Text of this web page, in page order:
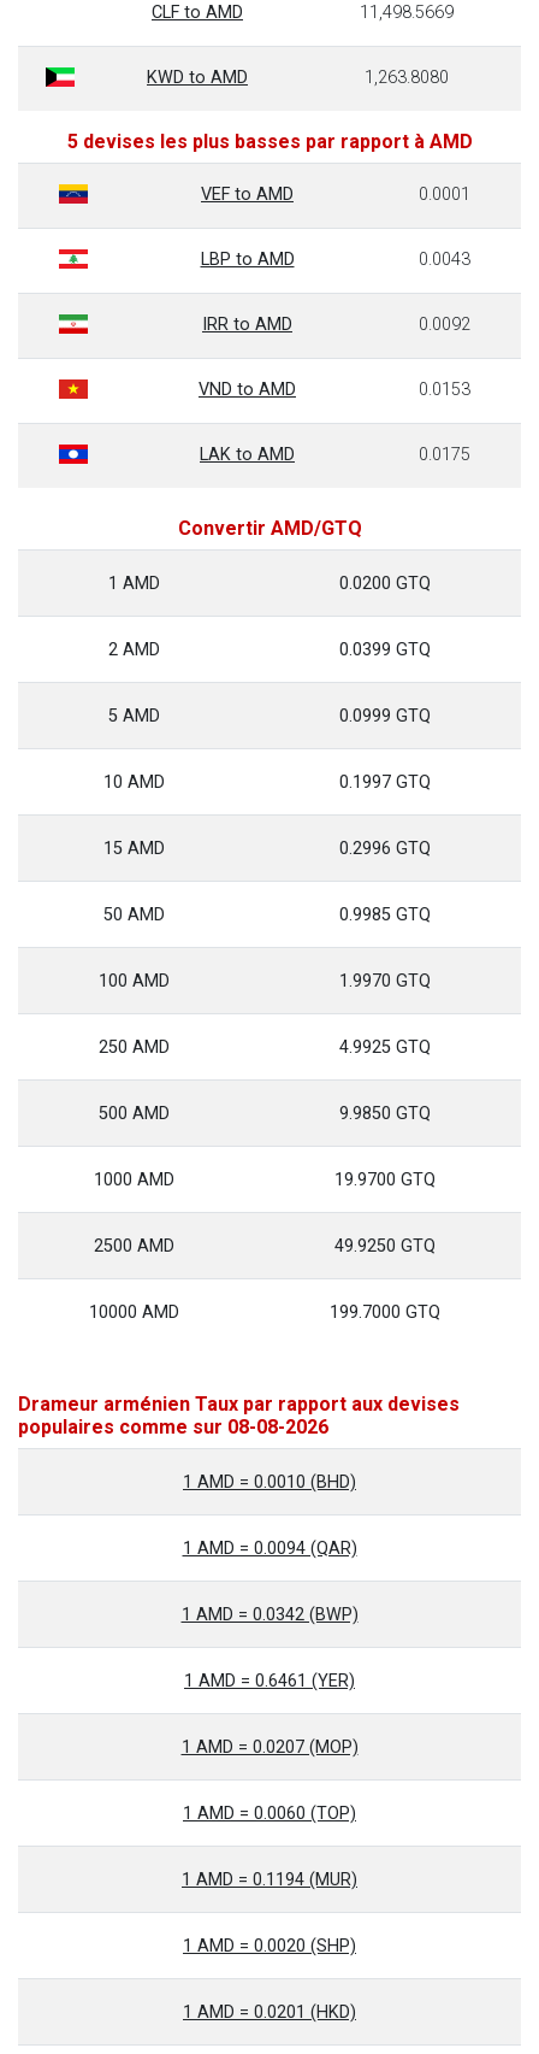
CLF to AMD 11,498.5669
KWD to AMD 1,263.8080
5 devises les plus basses par rapport à AMD
VEF to AMD 0.0001
LBP to AMD 0.0043
IRR to AMD 0.0092
VND to AMD 0.0153
LAK to AMD 0.0175
Convertir AMD/GTQ
1 AMD 0.0200 GTQ
2 AMD 0.0399 GTQ
5 AMD 0.0999 GTQ
10 AMD 0.1997 GTQ
15 AMD 0.2996 GTQ
50 AMD 0.9985 GTQ
100 AMD 1.9970 GTQ
250 AMD 4.9925 GTQ
500 AMD 9.9850 GTQ
1000 AMD 19.9700 GTQ
2500 AMD 49.9250 GTQ
10000 AMD 199.7000 GTQ
Drameur arménien Taux par rapport aux devises
populaires comme sur 08-08-2026
1 AMD = 0.0010 (BHD)
1 AMD = 0.0094 (QAR)
1 AMD = 0.0342 (BWP)
1 AMD = 0.6461 (YER)
1 AMD = 0.0207 (MOP)
1 AMD = 0.0060 (TOP)
1 AMD = 0.1194 (MUR)
1 AMD = 0.0020 (SHP)
1 AMD = 0.0201 (HKD)